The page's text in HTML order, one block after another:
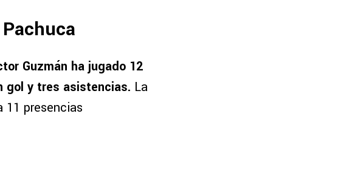
Guzmán ha jugado 12
gol y tres asistencias. La
11 presencias